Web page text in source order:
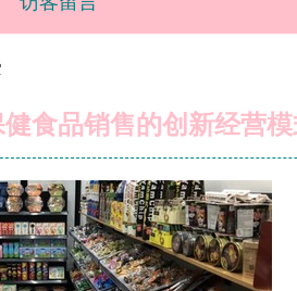
食品销售的创新经营